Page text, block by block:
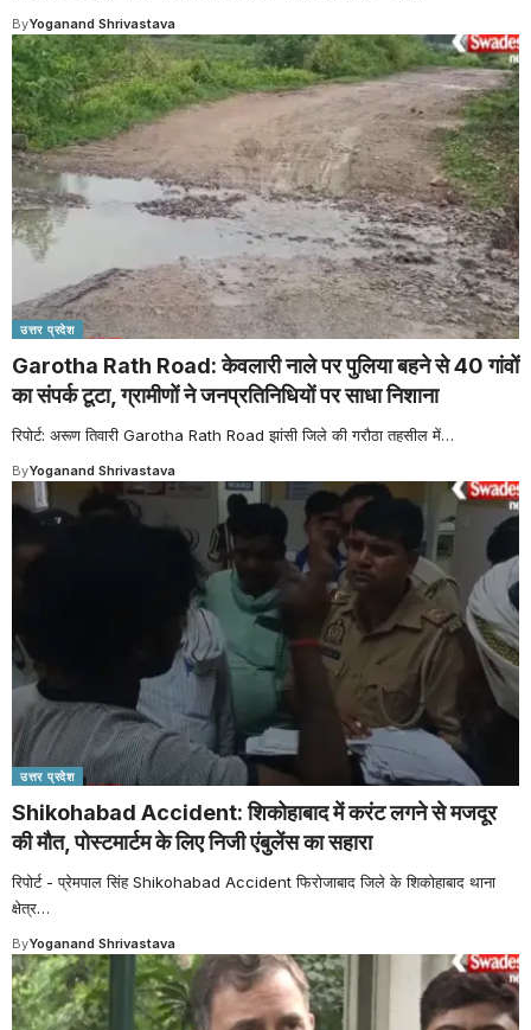
ByYoganand Shrivastava
उत्तर प्रदेश
Garotha Rath Road: केवलारी नाले पर पुलिया बहने से 40 गांवों
का संपर्क टूटा, ग्रामीणों ने जनप्रतिनिधियों पर साधा निशाना
रिपोर्ट: अरूण तिवारी Garotha Rath Road झांसी जिले की गरौठा तहसील में…
ByYoganand Shrivastava
उत्तर प्रदेश
Shikohabad Accident: शिकोहाबाद में करंट लगने से मजदूर
की मौत, पोस्टमार्टम के लिए निजी एंबुलेंस का सहारा
रिपोर्ट - प्रेमपाल सिंह Shikohabad Accident फिरोजाबाद जिले के शिकोहाबाद थाना
क्षेत्र…
ByYoganand Shrivastava